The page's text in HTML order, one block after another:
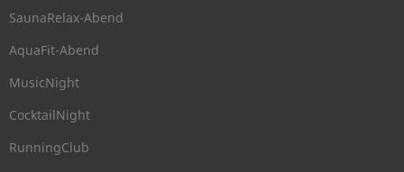
SaunaRelax-Abend
AquaFit-Abend
MusicNight
CocktailNight
RunningClub